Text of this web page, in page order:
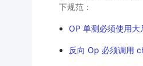
下规范：
OP 单测必须使用大
反向 Op 必须调用